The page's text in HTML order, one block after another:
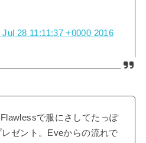
Jul 28 11:11:37 +0000 2016
で服にさしてたっぽ
ゼント。Eveからの流れで